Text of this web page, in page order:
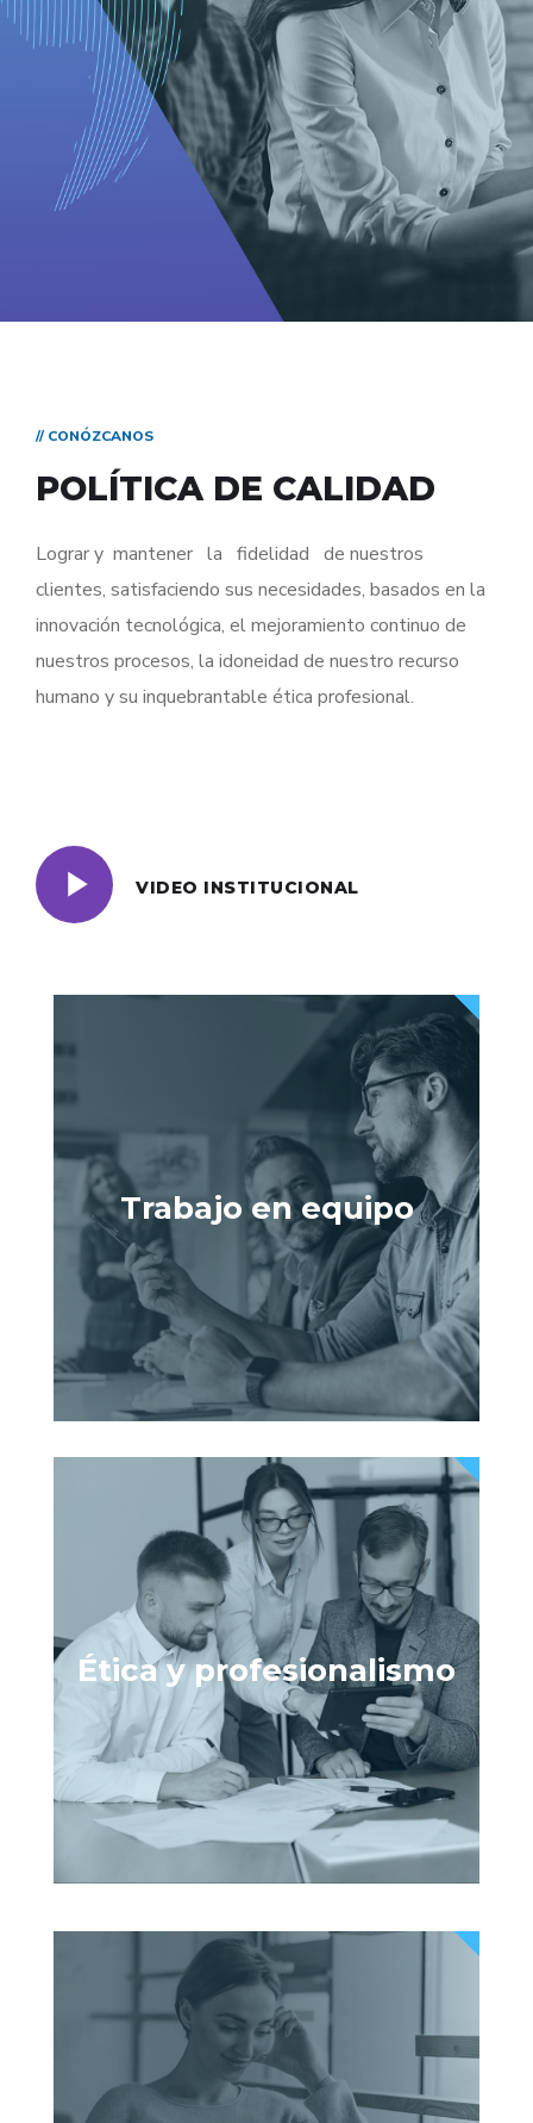
// CONÓZCANOS
POLÍTICA DE CALIDAD
Lograr y mantener la fidelidad de nuestros
clientes, satisfaciendo sus necesidades, basados en la
innovación tecnológica, el mejoramiento continuo de
nuestros procesos, la idoneidad de nuestro recurso
humano y su inquebrantable ética profesional.
VIDEO INSTITUCIONAL
Trabajo en equipo
Ética y profesionalismo